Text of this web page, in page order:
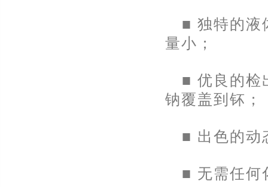
■ 独特的液
量小；
■ 优良的检
钠覆盖到钚；
■ 出色的动
■ 无需任何